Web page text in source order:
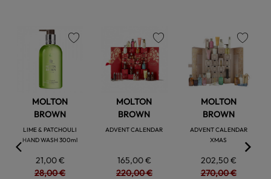
MOLTON
BROWN
LIME & PATCHOULI
HAND WASH 300ml
21,00 €
28,00 €
MOLTON
BROWN
ADVENT CALENDAR
165,00 €
220,00 €
favorite
MOLTON
BROWN
ADVENT CALENDAR
XMAS
202,50 €
270,00 €
favorite